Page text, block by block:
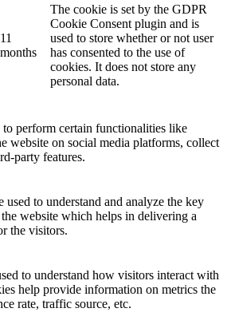
11
months
The cookie is set by the GDPR
Cookie Consent plugin and is
used to store whether or not user
has consented to the use of
cookies. It does not store any
personal data.
perform certain functionalities like
website on social media platforms, collect
party features.
used to understand and analyze the key
website which helps in delivering a
the visitors.
to understand how visitors interact with
help provide information on metrics the
rate, traffic source, etc.